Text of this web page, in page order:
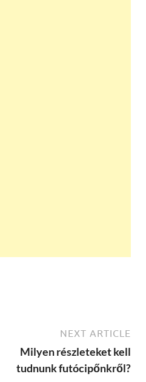
NEXT ARTICLE
Milyen részleteket kell
tudnunk futócipőnkről?